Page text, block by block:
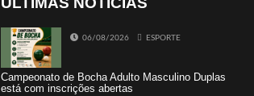
06/08/2026 ESPORTE
Campeonato de Bocha Adulto Masculino Duplas
está com inscrições abertas